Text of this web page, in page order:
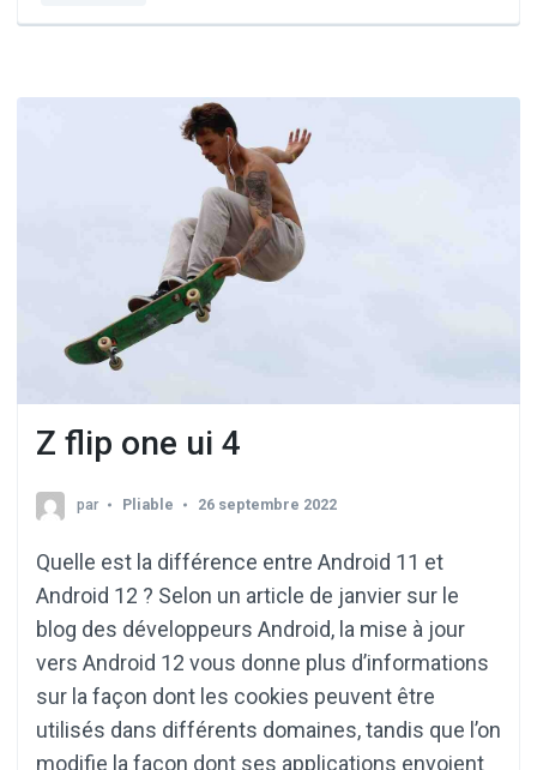
Z flip one ui 4
par Pliable 26 septembre 2022
Quelle est la différence entre Android 11 et
Android 12 ? Selon un article de janvier sur le
blog des développeurs Android, la mise à jour
vers Android 12 vous donne plus d’informations
sur la façon dont les cookies peuvent être
utilisés dans différents domaines, tandis que l’on
modifie la façon dont ses applications envoient